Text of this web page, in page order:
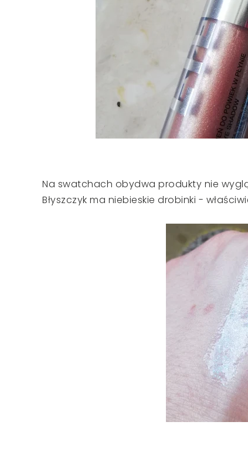
Na swatchach obydwa produkty nie
Błyszczyk ma niebieskie drobinki -